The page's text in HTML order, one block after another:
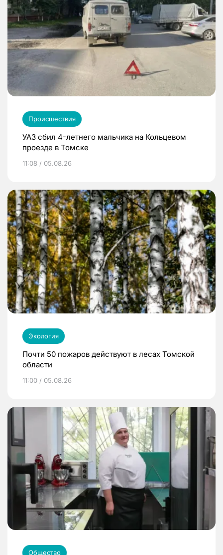
Происшествия
УАЗ сбил 4-летнего мальчика на Кольцевом
проезде в Томске
11:08 / 05.08.26
Экология
Почти 50 пожаров действуют в лесах Томской
области
11:00 / 05.08.26
Общество